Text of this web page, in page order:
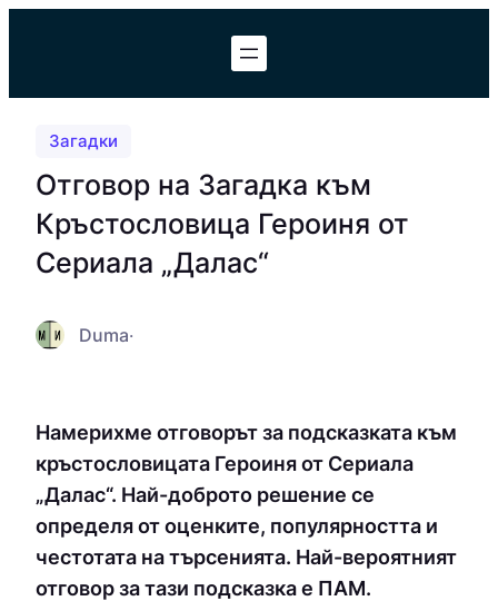
Загадки
Отговор на Загадка към
Кръстословица Героиня от
Сериала „Далас“
Duma·
Намерихме отговорът за подсказката към
кръстословицата Героиня от Сериала
„Далас“. Най-доброто решение се
определя от оценките, популярността и
честотата на търсенията. Най-вероятният
отговор за тази подсказка е ПAМ.